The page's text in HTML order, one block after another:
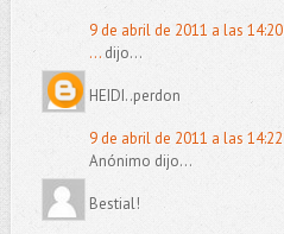
9 de abril de 2011 a las 14:20
...dijo...
HEIDI..perdon
9 de abril de 2011 a las 14:22
Anónimo dijo...
Bestial!